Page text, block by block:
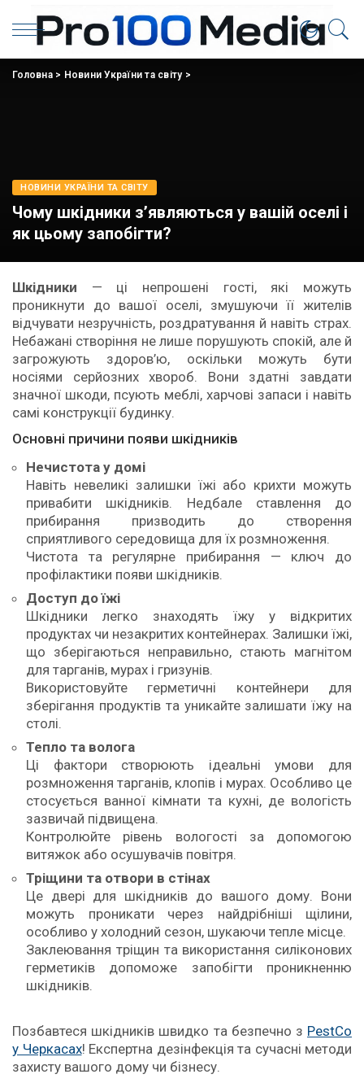
Головна> Новини України та світу>
НОВИНИ УКРАЇНИ ТА СВІТУ
Чому шкідники з’являються у вашій оселі і
як цьому запобігти?
Шкідники — ці непрошені гості, які можуть
проникнути до вашої оселі, змушуючи її жителів
відчувати незручність, роздратування й навіть страх.
Небажані створіння не лише порушують спокій, але й
загрожують здоров’ю, оскільки можуть бути
носіями серйозних хвороб. Вони здатні завдати
значної шкоди, псують меблі, харчові запаси і навіть
самі конструкції будинку.
Основні причини появи шкідників
Нечистота у домі
Навіть невеликі залишки їжі або крихти можуть
привабити шкідників. Недбале ставлення до
прибирання призводить до створення
сприятливого середовища для їх розмноження.
Чистота та регулярне прибирання — ключ до
профілактики появи шкідників.
Доступ до їжі
Шкідники легко знаходять їжу у відкритих
продуктах чи незакритих контейнерах. Залишки їжі,
що зберігаються неправильно, стають магнітом
для тарганів, мурах і гризунів.
Використовуйте герметичні контейнери для
зберігання продуктів та уникайте залишати їжу на
столі.
Тепло та волога
Ці фактори створюють ідеальні умови для
розмноження тарганів, клопів і мурах. Особливо це
стосується ванної кімнати та кухні, де вологість
зазвичай підвищена.
Контролюйте рівень вологості за допомогою
витяжок або осушувачів повітря.
Тріщини та отвори в стінах
Це двері для шкідників до вашого дому. Вони
можуть проникати через найдрібніші щілини,
особливо у холодний сезон, шукаючи тепле місце.
Заклеювання тріщин та використання силіконових
герметиків допоможе запобігти проникненню
шкідників.
Позбавтеся шкідників швидко та безпечно з PestCo
у Черкасах! Експертна дезінфекція та сучасні методи
захисту вашого дому чи бізнесу.